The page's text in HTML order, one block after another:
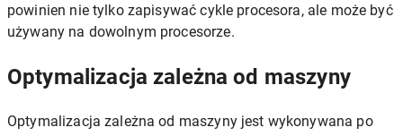
powinien nie tylko zapisywać cykle procesora, ale może być
używany na dowolnym procesorze.
Optymalizacja zależna od maszyny
Optymalizacja zależna od maszyny jest wykonywana po